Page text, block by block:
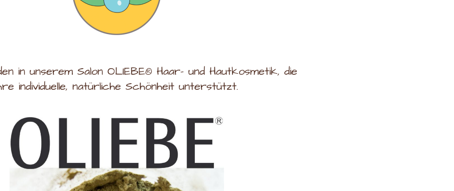
in unserem Salon OLIEBE® Haar- und Hautkosmetik, die
individuelle, natürliche Schönheit unterstützt.